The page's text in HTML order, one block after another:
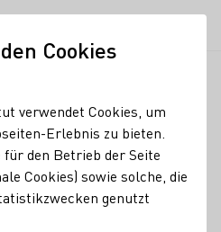
Weine
Cookies
verwendet Cookies, um
Erlebnis zu bieten.
für den Betrieb der Seite
Cookies) sowie solche, die
genutzt